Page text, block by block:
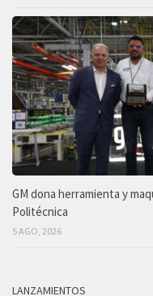
GM dona herramienta y
Politécnica
5 AGO, 2026
LANZAMIENTOS